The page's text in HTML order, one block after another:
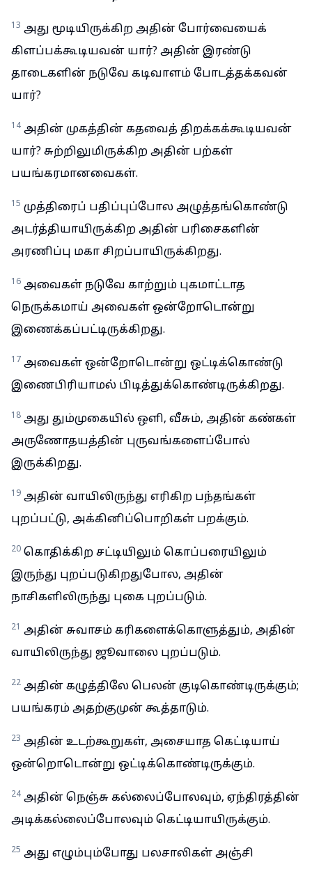
13 அது மூடியிருக்கிற அதின் போர்வையைக்
கிளப்பக்கூடியவன் யார்? அதின் இரண்டு
தாடைகளின் நடுவே கடிவாளம் போடத்தக்கவன்
யார்?
14 அதின் முகத்தின் கதவைத் திறக்கக்கூடியவன்
யார்? சுற்றிலுமிருக்கிற அதின் பற்கள்
பயங்கரமானவைகள்.
15 முத்திரைப் பதிப்புப்போல அழுத்தங்கொண்டு
அடர்த்தியாயிருக்கிற அதின் பரிசைகளின்
அரணிப்பு மகா சிறப்பாயிருக்கிறது.
16 அவைகள் நடுவே காற்றும் புகமாட்டாத
நெருக்கமாய் அவைகள் ஒன்றோடொன்று
இணைக்கப்பட்டிருக்கிறது.
17 அவைகள் ஒன்றோடொன்று ஒட்டிக்கொண்டு
இணைபிரியாமல் பிடித்துக்கொண்டிருக்கிறது.
18 அது தும்முகையில் ஒளி, வீசும், அதின் கண்கள்
அருணோதயத்தின் புருவங்களைப்போல்
இருக்கிறது.
19 அதின் வாயிலிருந்து எரிகிற பந்தங்கள்
புறப்பட்டு, அக்கினிப்பொறிகள் பறக்கும்.
20 கொதிக்கிற சட்டியிலும் கொப்பரையிலும்
இருந்து புறப்படுகிறதுபோல, அதின்
நாசிகளிலிருந்து புகை புறப்படும்.
21 அதின் சுவாசம் கரிகளைக்கொளுத்தும், அதின்
வாயிலிருந்து ஜூவாலை புறப்படும்.
22 அதின் கழுத்திலே பெலன் குடிகொண்டிருக்கும்;
பயங்கரம் அதற்குமுன் கூத்தாடும்.
23 அதின் உடற்கூறுகள், அசையாத கெட்டியாய்
ஒன்றொடொன்று ஒட்டிக்கொண்டிருக்கும்.
24 அதின் நெஞ்சு கல்லைப்போலவும், ஏந்திரத்தின்
அடிக்கல்லைப்போலவும் கெட்டியாயிருக்கும்.
25 அது எழும்பும்போது பலசாலிகள் அஞ்சி